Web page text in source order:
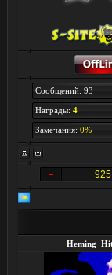
Сообщений: 93
Награды: 4
Замечания: 0%
925